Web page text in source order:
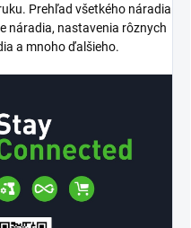
Prehľad všetkého náradia
náradia, nastavenia rôznych
a mnoho ďalšieho.